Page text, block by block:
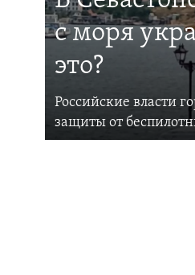
с моря
это?
Российские власти
защиты от